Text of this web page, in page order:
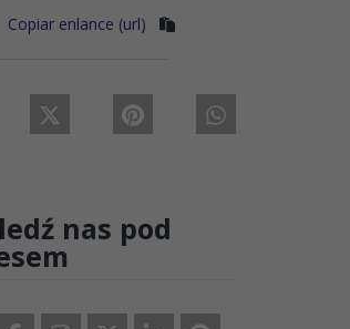
Copiar enlance (url)
nas pod